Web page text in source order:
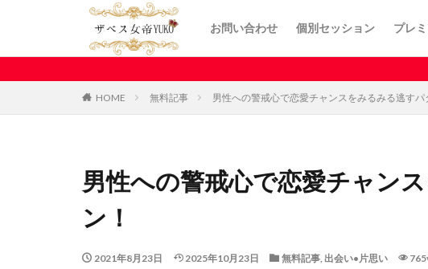
お問い合わせ 個別セッション プレ
カー
HOME 無料記事 男性への警戒心で恋愛チャンスをみるみる逃すパ
男性への警戒心で恋愛チャン
ン！
2021年8月23日 2025年10月23日 無料記事, 出会い•片思い